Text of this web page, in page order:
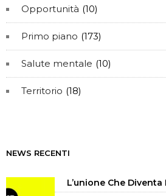
Opportunità (10)
Primo piano (173)
Salute mentale (10)
Territorio (18)
NEWS RECENTI
L’unione Che Diventa